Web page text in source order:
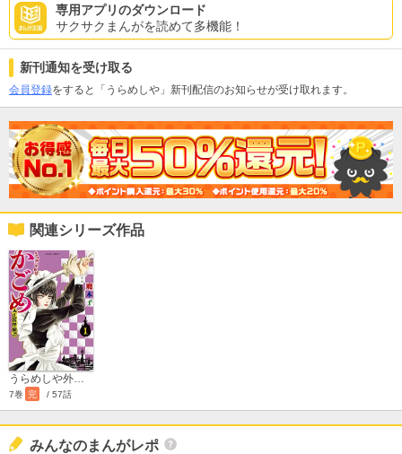
専用アプリのダウンロード
サクサクまんがを読めて多機能！
新刊通知を受け取る
会員登録をすると「うらめしや」新刊配信のお知らせが受け取れます。
関連シリーズ作品
7巻 完 / 57話
みんなのまんがレポ